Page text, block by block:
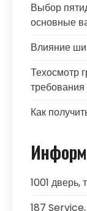
Выбор
основные
Влияние
Техосмотр
Как
1001 дверь,
187